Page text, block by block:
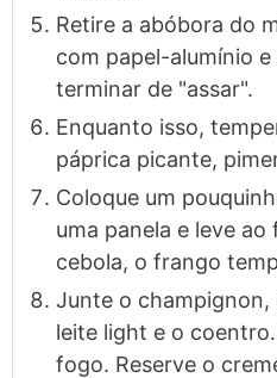
Retire a abóbora do
com papel-alumínio
terminar de "assar".
Enquanto isso,
páprica picante,
Coloque um
uma panela e leve
cebola, o frango
Junte o
leite light e o
fogo. Reserve o